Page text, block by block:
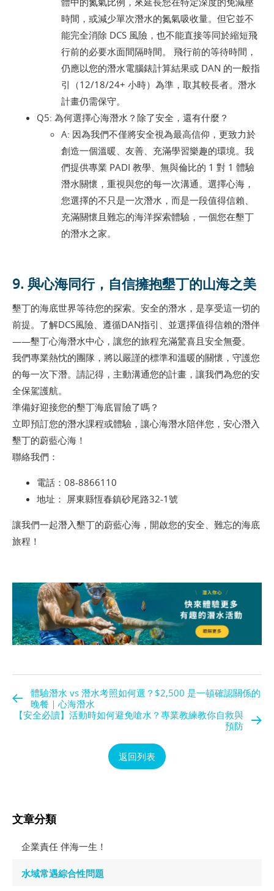
時間，或減少單次潛水的氮氣吸收量。但它並不
能完全消除 DCS 風險，也不能直接等同於縮短飛
行前的必要水面間隔時間。 飛行前的等待時間，
仍應以您的潛水電腦錶計算結果或 DAN 的一般指
引（12/18/24+ 小時）為準，取其較長者。潛水
計畫仍需保守。
Q5: 為何選擇心海潛水？除了安全，還有什麼？
A: 因為我們不僅將安全視為最高信仰，更致力於
創造一個溫暖、友善、充滿學習樂趣的環境。我
們提供專業 PADI 教學、無與倫比的 1 對 1 體驗
潛水關懷，重視與您的每一次溝通。選擇心海，
您選擇的不只是一次潛水，而是一段值得信賴、
充滿關懷且難忘的海洋探索體驗，一個您在墾丁
的潛水之家。
9. 與心海同行，自信擁抱墾丁的山海之美
墾丁的海底世界等待您的探索。安全的潛水，是享受這一切的
前提。了解DCS風險、遵循DAN指引、並選擇值得信賴的潛伴
——墾丁心海潛水中心，讓您的旅程充滿驚喜且安全無憂。
我們專業熱忱的團隊，將以嚴謹的標準和溫暖的關懷，守護您
的每一次下潛。請記得，主動溝通您的計畫，讓我們為您的安
全保駕護航。
準備好迎接您的墾丁海底冒險了嗎？
立即預訂您的潛水課程或體驗，讓心海潛水陪伴您，安心潛入
墾丁的蔚藍心海！
聯絡我們：
電話：08-8866110
地址： 屏東縣恆春鎮砂尾路32-1號
讓我們一起潛入墾丁的蔚藍心海，開啟您的安全、難忘的海底
旅程！
體驗潛水 vs 潛水考照如何選？$2,500 是一頓確認關係的
晚餐｜心海潛水
【安全必讀】活動時如何避免嗆水？專業教練教你自救與
預防
返回列表
文章分類
企業責任 伴海一生！
水域常遇綜合性問題